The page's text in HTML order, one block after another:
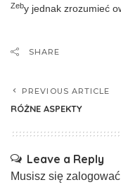
Zeby jednak zrozumieć
SHARE
PREVIOUS ARTICLE
RÓŻNE ASPEKTY
Leave a Reply
Musisz się zalogować